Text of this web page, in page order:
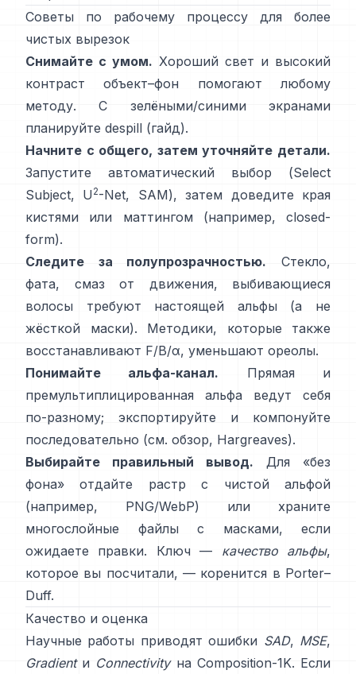
Советы по рабочему процессу для более
чистых вырезок
Снимайте с умом. Хороший свет и высокий
контраст объект–фон помогают любому
методу. С зелёными/синими экранами
планируйте despill (гайд).
Начните с общего, затем уточняйте детали.
Запустите автоматический выбор (Select
Subject, U 2-Net, SAM), затем доведите края
кистями или маттингом (например,
closed-
form).
Следите за полупрозрачностью. Стекло,
фата, смаз от движения, выбивающиеся
волосы требуют настоящей альфы (а не
жёсткой маски). Методики, которые также
восстанавливают F/B/α, уменьшают ореолы.
Понимайте альфа-канал.
Прямая и
премультиплицированная альфа ведут себя
по-разному; экспортируйте и компонуйте
последовательно (см. обзор, Hargreaves).
Выбирайте правильный вывод. Для «без
фона» отдайте растр с чистой альфой
(например, PNG/WebP) или храните
многослойные файлы с масками, если
ожидаете правки. Ключ —
качество альфы,
которое вы посчитали, — коренится в Porter–
Duff.
Качество и оценка
Научные работы приводят ошибки SAD, MSE,
Gradientи Connectivityна Composition-1K. Если